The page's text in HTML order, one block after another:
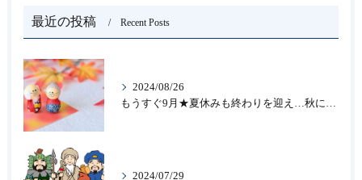
最近の投稿 Recent Posts
2024/08/26
もうすぐ9月★夏休みも終わりを迎え…秋になったら新しいことを始めよう♪大人の趣味に書道なら青霄書法会へ！
2024/07/29